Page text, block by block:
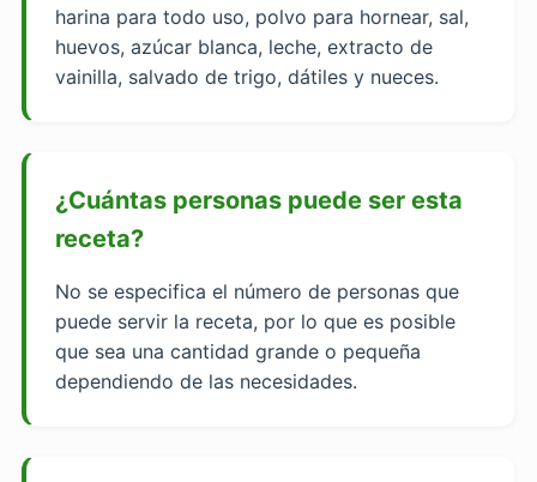
harina para todo uso, polvo para hornear, sal,
huevos, azúcar blanca, leche, extracto de
vainilla, salvado de trigo, dátiles y nueces.
¿Cuántas personas puede ser esta
receta?
No se especifica el número de personas que
puede servir la receta, por lo que es posible
que sea una cantidad grande o pequeña
dependiendo de las necesidades.